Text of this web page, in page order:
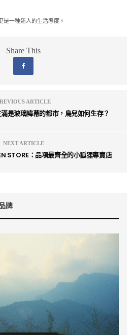
是一種迷人的生活態度。
Share This
ARTICLE
是玻璃幃幕的都市，鳥兒如何生存？
NEXT ARTICLE
STORE：品項最齊全的小狐狸專賣店
牌